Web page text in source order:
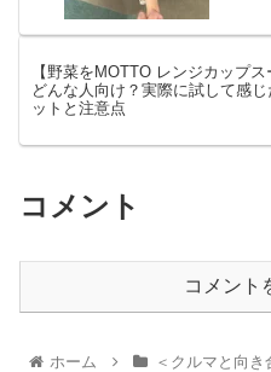
【野菜をMOTTO レンジカップス
どんな人向け？実際に試して感じ
ットと注意点
コメント
コメント
ホーム ＜クルマと向き